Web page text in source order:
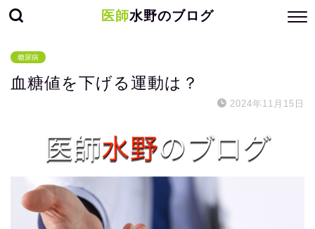
医師水野のブログ
糖尿病
血糖値を下げる運動は？
2024年11月15日